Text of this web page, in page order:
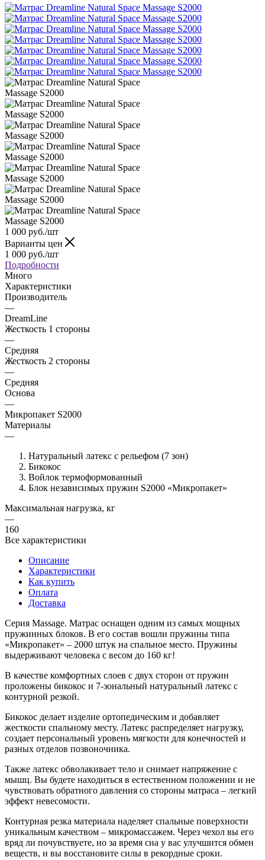
1 000 руб./шт
Варианты цен
1 000 руб./шт
Подробности
Много
Характеристики
Производитель
—
DreamLine
Жесткость 1 стороны
—
Средняя
Жесткость 2 стороны
—
Средняя
Основа
—
Микропакет S2000
Материалы
—
Натуральный латекс с рельефом (7 зон)
Бикокос
Войлок термоформованный
Блок независимых пружин S2000 «Микропакет»
Максимальная нагрузка, кг
—
160
Все характеристики
Описание
Характеристики
Как купить
Оплата
Доставка
Серия Massage. Матрас оснащен одним из самых мощных
пружинных блоков. В его состав вошли пружины типа
«Микропакет» – 2000 штук на спальное место. Пружины
выдерживают человека с весом до 160 кг!
В качестве комфортных слоев с двух сторон от пружин
проложены бикокос и 7-зональный натуральный латекс с
контурной резкой.
Бикокос делает изделие ортопедическим и добавляет
жесткости спальному месту. Латекс распределяет нагрузку,
создает персональный уровень мягкости для конечностей и
разных отделов позвоночника.
Также латекс обволакивает тело и снимает напряжение с
мышц. Вы будете находиться в естественном положении и не
чувствовать обратного давления со стороны матраса – легкий
эффект невесомости.
Контурная резка материала наделяет спальные поверхности
уникальным качеством – микромассажем. Через чехол вы его
вряд ли почувствуете, но за время сна у вас улучшится обмен
веществ, и вы восстановите силы в рекордные сроки.